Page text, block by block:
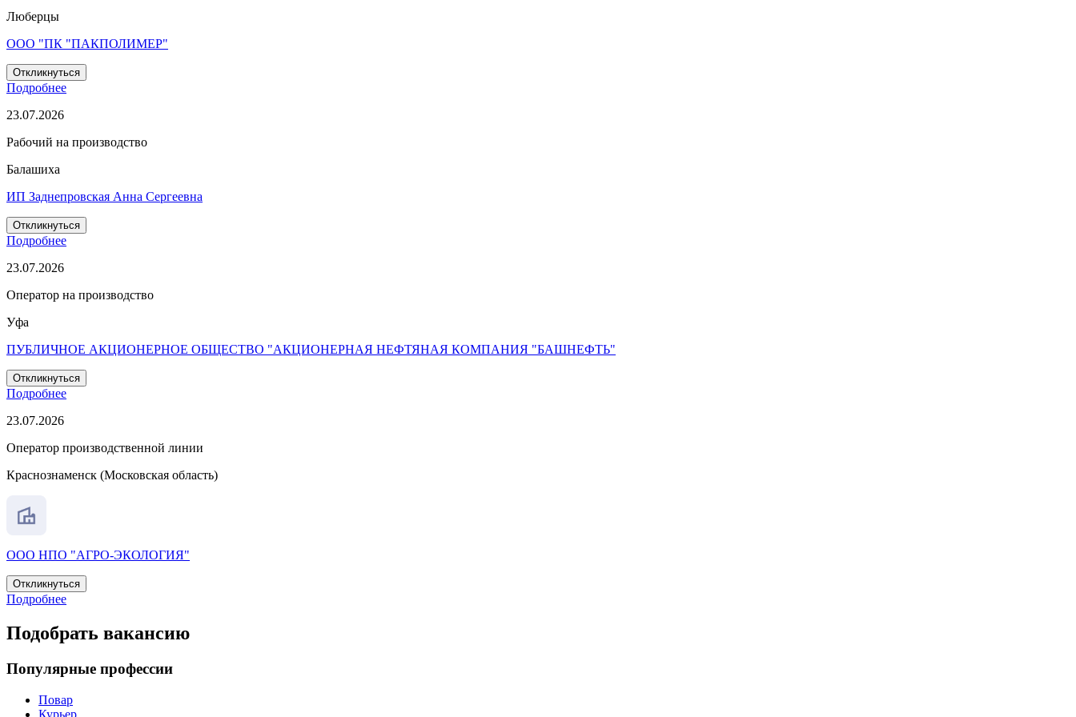
Люберцы
ООО "ПК "ПАКПОЛИМЕР"
Откликнуться
Подробнее
23.07.2026
Рабочий на производство
Балашиха
ИП Заднепровская Анна Сергеевна
Откликнуться
Подробнее
23.07.2026
Оператор на производство
Уфа
ПУБЛИЧНОЕ АКЦИОНЕРНОЕ ОБЩЕСТВО "АКЦИОНЕРНАЯ НЕФТЯНАЯ КОМПАНИЯ "БАШНЕФТЬ"
Откликнуться
Подробнее
23.07.2026
Оператор производственной линии
Краснознаменск (Московская область)
ООО НПО "АГРО-ЭКОЛОГИЯ"
Откликнуться
Подробнее
Подобрать вакансию
Популярные профессии
Повар
Курьер